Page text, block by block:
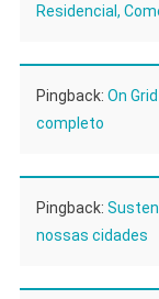
Residencial,
Pingback: On
completo
Pingback:
nossas cidades